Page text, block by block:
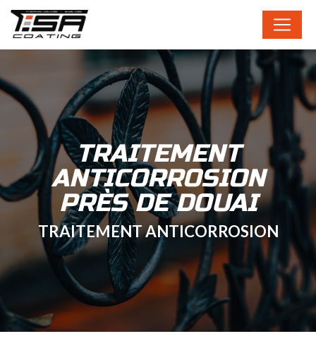
TRAITEMENT
ANTICORROSION
PRÈS DE DOUAI
TRAITEMENT ANTICORROSION
Panneau de gestion des cookies